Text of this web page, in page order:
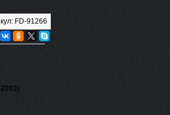
FD-91266